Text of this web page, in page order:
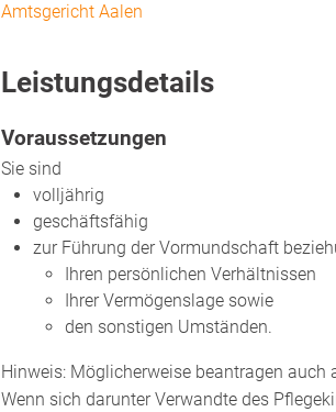
Amtsgericht Aalen
Leistungsdetails
Voraussetzungen
Sie sind
volljährig
geschäftsfähig
zur Führung der Vormundschaft
Ihren persönlichen Verhältnissen
Ihrer Vermögenslage sowie
den sonstigen Umständen.
Hinweis: Möglicherweise beantragen
Wenn sich darunter Verwandte des